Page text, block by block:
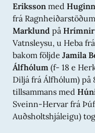
Eriksson med
frá
Marklund på Hrímnir
Vatnsleysu, u Heba
bakom följde Jamila
Álfhólum (f- 18 e
Diljá frá Álfhólum) på
tillsammans med
Sveinn-Hervar frá
Auðsholtshjáleigu)